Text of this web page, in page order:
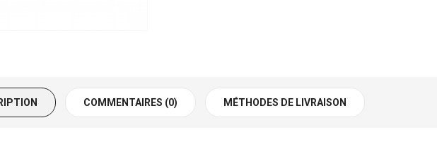
COMMENTAIRES (0) MÉTHODES DE LIVRAISON